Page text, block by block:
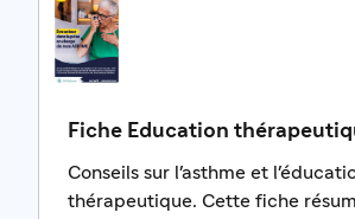
Fiche Education
Conseils sur l'asthme et
thérapeutique. Cette fiche